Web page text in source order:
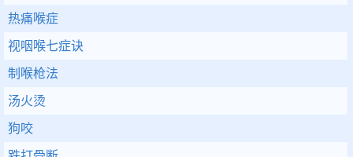
热痛喉症
视咽喉七症诀
制喉枪法
汤火烫
狗咬